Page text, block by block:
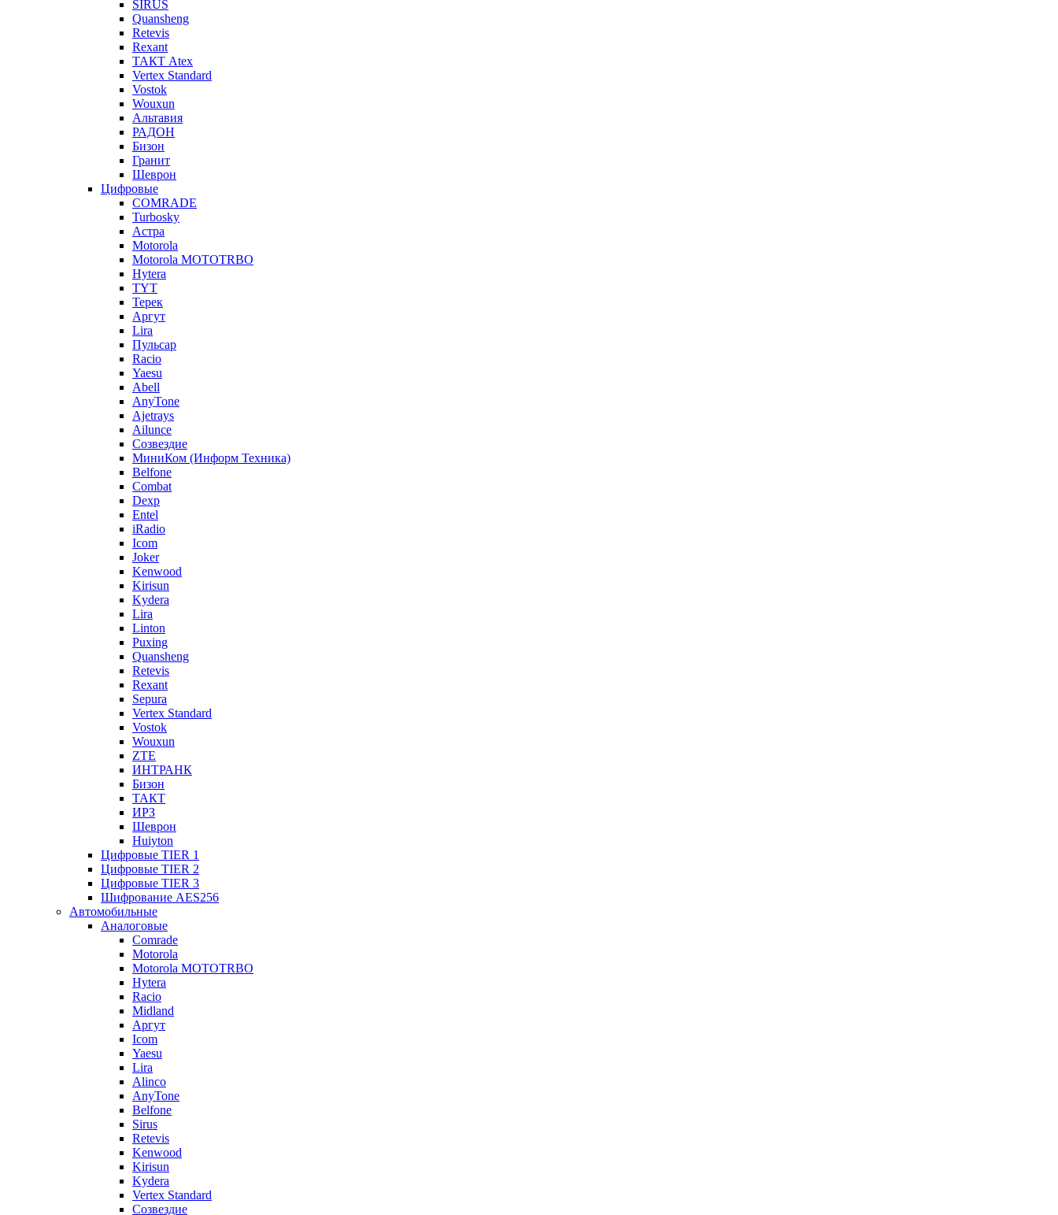
SIRUS
Quansheng
Retevis
Rexant
ТАКТ Atex
Vertex Standard
Vostok
Wouxun
Альтавия
РАДОН
Бизон
Гранит
Шеврон
Цифровые
COMRADE
Turbosky
Астра
Motorola
Motorola MOTOTRBO
Hytera
TYT
Терек
Аргут
Lira
Пульсар
Racio
Yaesu
Abell
AnyTone
Ajetrays
Ailunce
Созвездие
МиниКом (Информ Техника)
Belfone
Combat
Dexp
Entel
iRadio
Icom
Joker
Kenwood
Kirisun
Kydera
Lira
Linton
Puxing
Quansheng
Retevis
Rexant
Sepura
Vertex Standard
Vostok
Wouxun
ZTE
ИНТРАНК
Бизон
ТАКТ
ИРЗ
Шеврон
Huiyton
Цифровые TIER 1
Цифровые TIER 2
Цифровые TIER 3
Шифрование AES256
Автомобильные
Аналоговые
Comrade
Motorola
Motorola MOTOTRBO
Hytera
Racio
Midland
Аргут
Icom
Yaesu
Lira
Alinco
AnyTone
Belfone
Sirus
Retevis
Kenwood
Kirisun
Kydera
Vertex Standard
Созвездие